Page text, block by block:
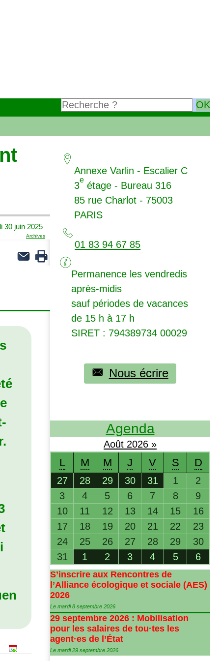
30 juin 2025
Archives
Annexe Varlin - Escalier C
3
e
étage - Bureau 316
85 rue Charlot - 75003
PARIS
01 83 94 67 85
Permanence les vendredis
après-midis
sauf périodes de vacances
de 15 h à 17 h
SIRET : 794389734 00029
Nous écrire
Agenda
Août 2026 »
L M M J V S D
27 28 29 30 31 1
2
3
4 5 6 7 8
9
10
11 12 13 14 15
16
17
18 19 20 21 22
23
24
25 26 27 28 29
30
31
1 2 3 4 5 6
S’inscrire aux Rencontres de
l’Alliance écologique et sociale (AES)
2026
Le mardi 8 septembre 2026
29 septembre 2026 : Mobilisation
pour les salaires de tou·tes les
agent·es de l’État
Le mardi 29 septembre 2026